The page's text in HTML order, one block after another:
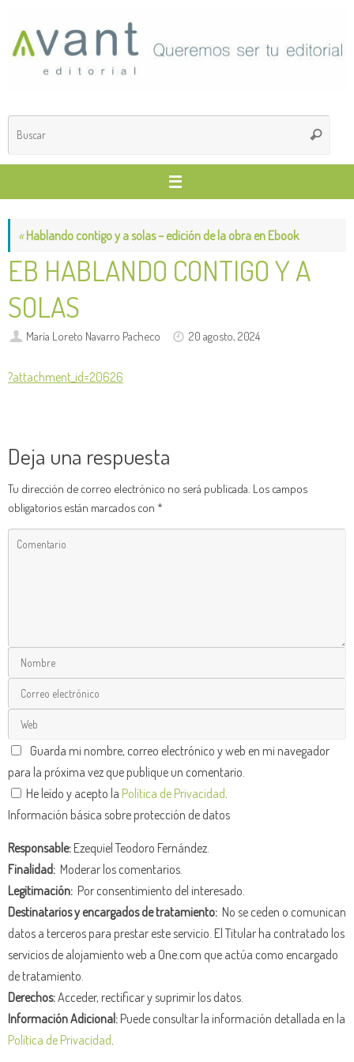
contenido
Buscar
«Hablando contigo y a solas – edición de la obra en Ebook
EB HABLANDO CONTIGO Y A
SOLAS
María Loreto Navarro Pacheco 20 agosto, 2024
?attachment_id=20626
Deja una respuesta
Tu dirección de correo electrónico no será publicada. Los campos
obligatorios están marcados con *
Guarda mi nombre, correo electrónico y web en mi navegador
para la próxima vez que publique un comentario.
He leído y acepto la Política de Privacidad
Información básica sobre protección de datos
Responsable:Ezequiel Teodoro Fernández.
Finalidad: Moderar los comentarios.
Legitimación: Por consentimiento del interesado.
Destinatarios y encargados de tratamiento: No se ceden o comunican
datos a terceros para prestar este servicio. El Titular ha contratado los
servicios de alojamiento web a One.com que actúa como encargado
de tratamiento.
Derechos:Acceder, rectificar y suprimir los datos.
Información Adicional:Puede consultar la información detallada en la
Política de Privacidad